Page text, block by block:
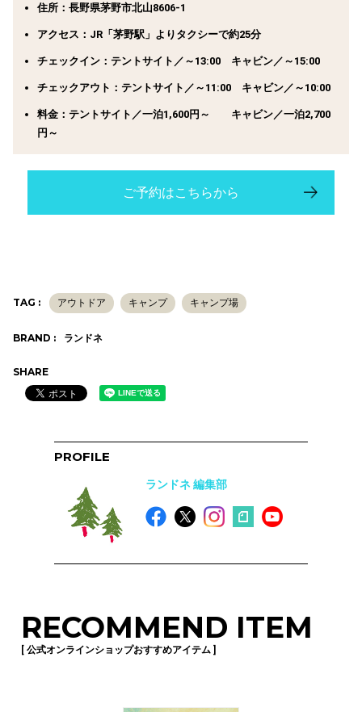
住所：長野県茅野市北山8606-1
アクセス：JR「茅野駅」よりタクシーで約25分
チェックイン：テントサイト／～13:00 キャビン／～15:00
チェックアウト：テントサイト／～11:00 キャビン／～10:00
料金：テントサイト／一泊1,600円～ キャビン／一泊2,700
円～
ご予約はこちらから
TAG : アウトドア キャンプ キャンプ場
BRAND : ランドネ
SHARE
PROFILE
ランドネ 編集部
RECOMMEND ITEM
[ 公式オンラインショップおすすめアイテム ]